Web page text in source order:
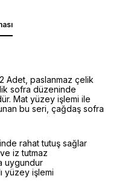
Adet, paslanmaz çelik
sofra düzeninde
Mat yüzey işlemi ile
bu seri, çağdaş sofra
rahat tutuş sağlar
iz tutmaz
uygundur
yüzey işlemi